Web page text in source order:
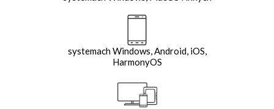
systemach Windows, Android, iOS,
HarmonyOS